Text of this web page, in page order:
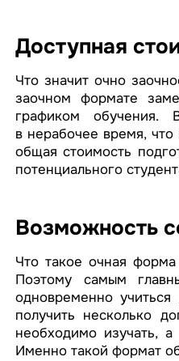
Доступная
Что значит очно
заочном формате
графиком обучения.
в нерабочее время, что
общая стоимость
потенциального
Возможность
Что такое очная
Поэтому самым
одновременно
получить несколько
необходимо изучать,
Именно такой формат